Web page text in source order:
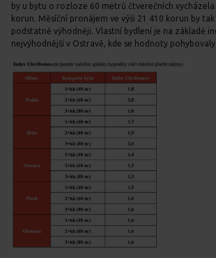
by u bytu o rozloze 60 metrů čtverečních vycházela
korun. Měsíční pronájem ve výši 21 410 korun by tak
podstatně výhodněji. Vlastní bydlení je na základě
nejvýhodnější v Ostravě, kde se hodnoty